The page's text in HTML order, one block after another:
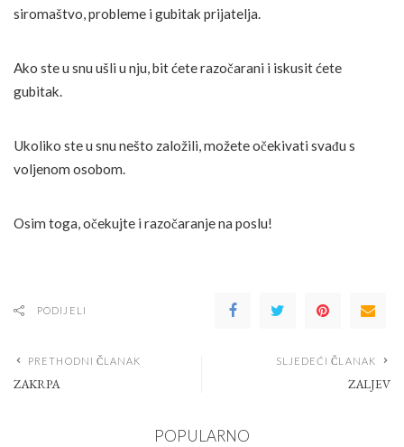
siromaštvo, probleme i gubitak prijatelja.
Ako ste u snu ušli u nju, bit ćete razočarani i iskusit ćete
gubitak.
Ukoliko ste u snu nešto založili, možete očekivati svađu s
voljenom osobom.
Osim toga, očekujte i razočaranje na poslu!
PODIJELI
PRETHODNI ČLANAK
ZAKRPA
SLJEDEĆI ČLANAK
ZALJEV
POPULARNO